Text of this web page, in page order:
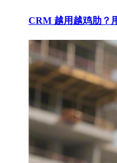
CRM 越用越鸡肋？